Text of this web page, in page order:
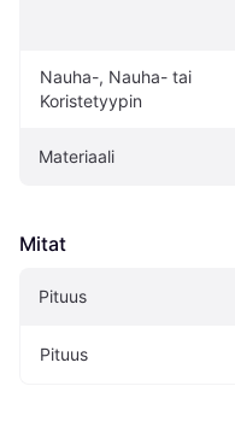
Nauha-, Nauha- tai
Koristetyypin
Materiaali
Mitat
Pituus
Pituus